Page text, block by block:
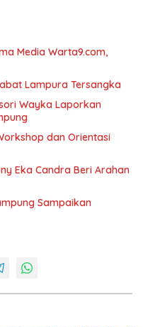
Media Warta9.com,
Lampura Tersangka
Wayka Laporkan
dan Orientasi
Eka Candra Beri Arahan
Sampaikan